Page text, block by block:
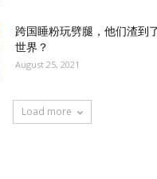
跨国睡粉玩劈腿，他们渣到
世界？
August 25, 2021
Load more